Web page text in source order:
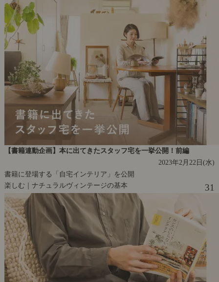
【書籍連動企画】本に出てきたスタッフ宅を一挙公開！前編
2023年2月22日(水)
書籍に登場する「自宅インテリア」を公開
楽しむ｜ナチュラルヴィンテージの基本
31